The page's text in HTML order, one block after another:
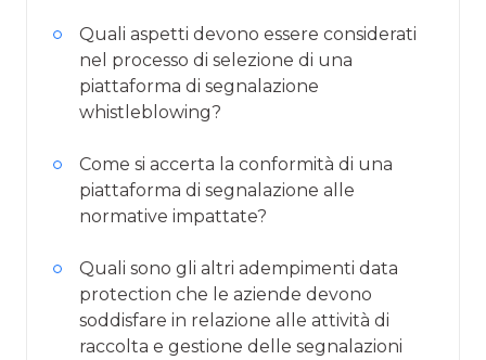
Quali aspetti devono essere considerati
nel processo di selezione di una
piattaforma di segnalazione
whistleblowing?
Come si accerta la conformità di una
piattaforma di segnalazione alle
normative impattate?
Quali sono gli altri adempimenti data
protection che le aziende devono
soddisfare in relazione alle attività di
raccolta e gestione delle segnalazioni